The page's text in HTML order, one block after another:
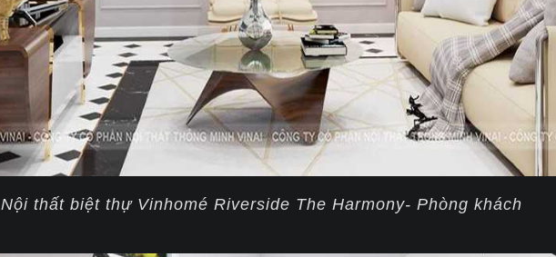
Nội thất biệt thự Vinhomé Riverside The Harmony- Phòng khách